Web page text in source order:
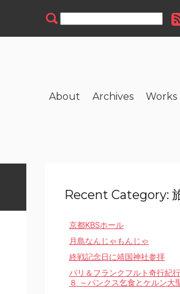
About Archives Works
Recent Category:
京都KBSホール
月島なんじゃもんじゃ
終戦記念日に靖国神社参拝
パリ＆フランクフルト奇行紀
８ ～パンクス乞食とケルン大